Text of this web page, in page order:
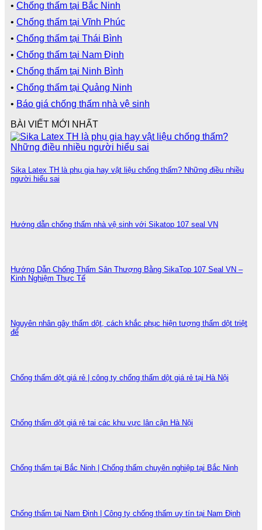
• Chống thấm tại Bắc Ninh
• Chống thấm tại Vĩnh Phúc
• Chống thấm tại Thái Bình
• Chống thấm tại Nam Định
• Chống thấm tại Ninh Bình
• Chống thấm tại Quảng Ninh
• Báo giá chống thấm nhà vệ sinh
BÀI VIẾT MỚI NHẤT
Sika Latex TH là phụ gia hay vật liệu chống thấm? Những điều nhiều
người hiểu sai
Hướng dẫn chống thấm nhà vệ sinh với Sikatop 107 seal VN
Hướng Dẫn Chống Thấm Sân Thượng Bằng SikaTop 107 Seal VN –
Kinh Nghiệm Thực Tế
Nguyên nhân gây thấm dột, cách khắc phục hiện tượng thấm dột triệt
để
Chống thấm dột giá rẻ | công ty chống thấm dột giá rẻ tại Hà Nội
Chống thấm dột giá rẻ tai các khu vực lân cận Hà Nội
Chống thấm tại Bắc Ninh | Chống thấm chuyên nghiệp tại Bắc Ninh
Chống thấm tại Nam Định | Công ty chống thấm uy tín tại Nam Định